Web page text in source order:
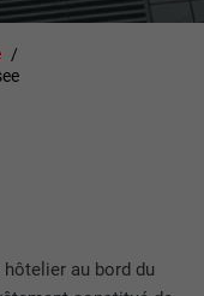
au bord du